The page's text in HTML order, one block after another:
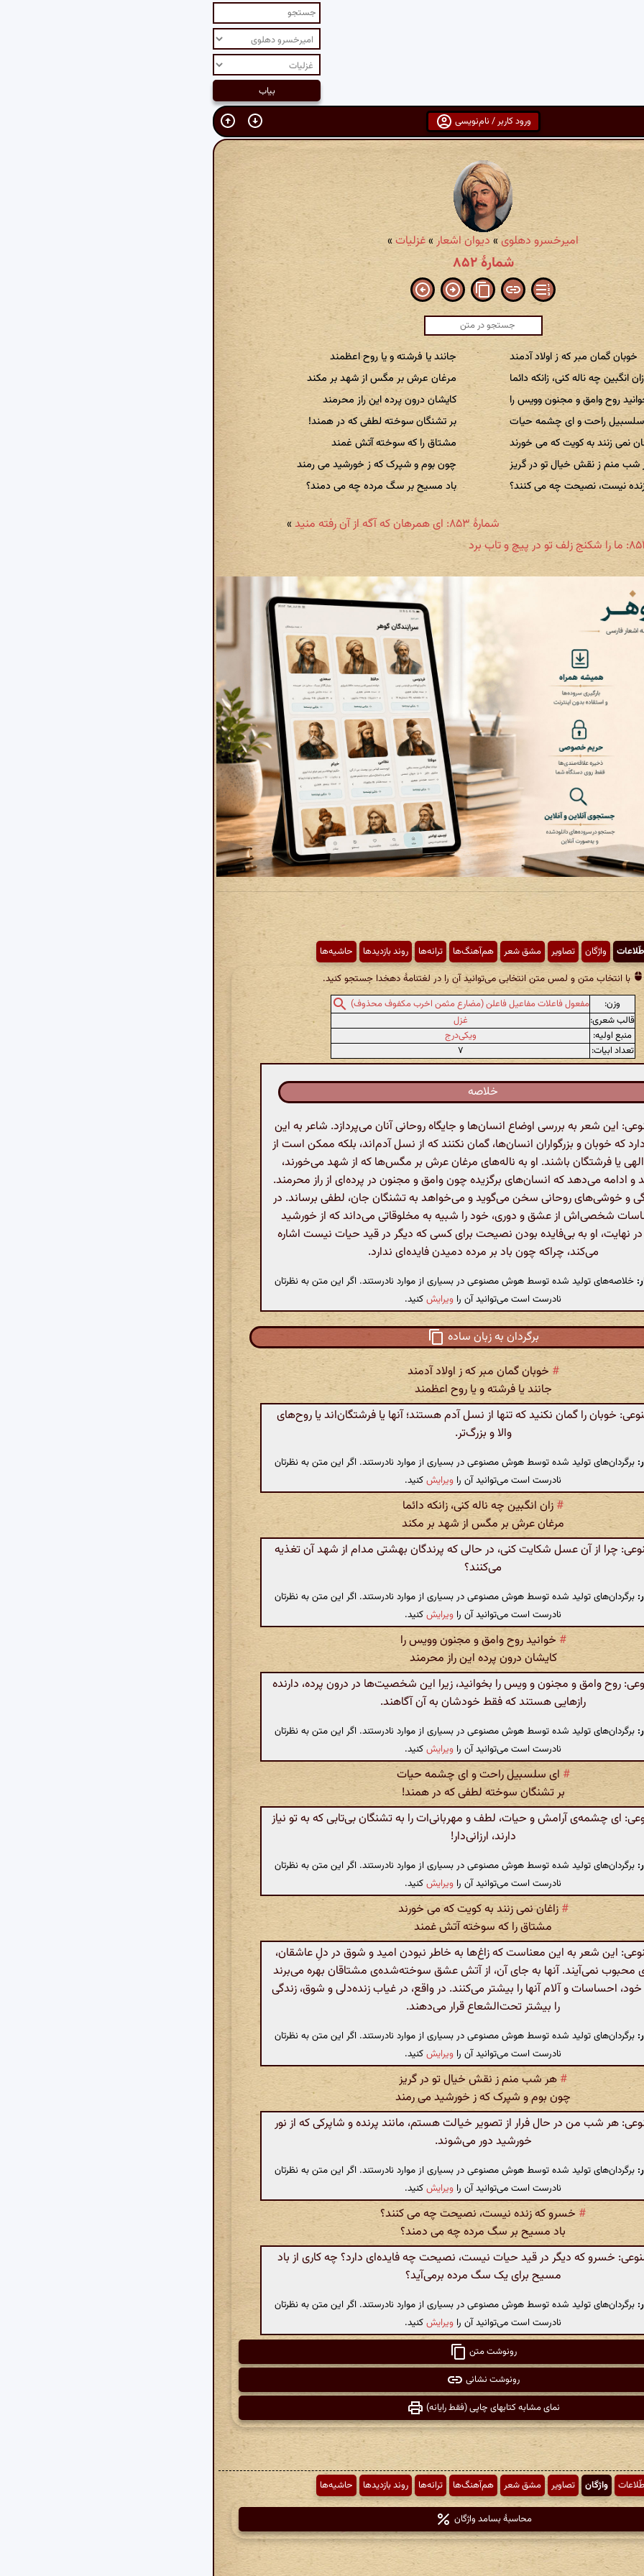
ورود کاربر / نام‌نویسی
امیرخسرو دهلوی » دیوان اشعار»غزلیات»
شمارهٔ ۸۵۲
خوبان گمان مبر که ز اولاد آدمند
جانند یا فرشته و یا روح اعظمند
زان انگبین چه ناله کنی، زانکه دائما
مرغان عرش بر مگس از شهد بر مکند
روح وامق و مجنون وویس را
کایشان درون پرده این راز محرمند
راحت و ای چشمه حیات
بر تشنگان سوخته لطفی که در همند!
نمی زنند به کویت که می خورند
مشتاق را که سوخته آتش غمند
شب منم ز نقش خیال تو در گریز
چون بوم و شپرک که ز خورشید می رمند
نیست، نصیحت چه می کنند؟
باد مسیح بر سگ مرده چه می دمند؟
شمارهٔ ۸۵۳: ای همرهان که آگه از آن رفته منید »
واژگان تصاویر مشق شعر هم‌آهنگ‌ها ترانه‌ها روند بازدیدها حاشیه‌ها
با انتخاب متن و لمس متن انتخابی می‌توانید آن را در لغتنامهٔ دهخدا جستجو کنید.
وزن:
مفعول فاعلات مفاعیل فاعلن (مضارع مثمن اخرب مکفوف محذوف)
قالب شعری:
غزل
منبع اولیه:
ویکی‌درج
تعداد ابیات:
۷
خلاصه
این شعر به بررسی اوضاع انسان‌ها و جایگاه روحانی آنان می‌پردازد. شاعر به این
که خوبان و بزرگواران انسان‌ها، گمان نکنند که از نسل آدم‌اند، بلکه ممکن است از
یا فرشتگان باشند. او به ناله‌های مرغان عرش بر مگس‌ها که از شهد می‌خورند،
و ادامه می‌دهد که انسان‌های برگزیده چون وامق و مجنون در پرده‌ای از راز محرمند.
و خوشی‌های روحانی سخن می‌گوید و می‌خواهد به تشنگان جان، لطفی برساند. در
شخصی‌اش از عشق و دوری، خود را شبیه به مخلوقاتی می‌داند که از خورشید
در نهایت، او به بی‌فایده بودن نصیحت برای کسی که دیگر در قید حیات نیست اشاره
می‌کند، چراکه چون باد بر مرده دمیدن فایده‌ای ندارد.
خلاصه‌های تولید شده توسط هوش مصنوعی در بسیاری از موارد نادرستند. اگر این متن به نظرتان
نادرست است می‌توانید آن را ویرایشکنید.
برگردان به زبان ساده
# خوبان گمان مبر که ز اولاد آدمند
جانند یا فرشته و یا روح اعظمند
خوبان را گمان نکنید که تنها از نسل آدم هستند؛ آنها یا فرشتگان‌اند یا روح‌های
والا و بزرگ‌تر.
برگردان‌های تولید شده توسط هوش مصنوعی در بسیاری از موارد نادرستند. اگر این متن به نظرتان
نادرست است می‌توانید آن را ویرایشکنید.
# زان انگبین چه ناله کنی، زانکه دائما
مرغان عرش بر مگس از شهد بر مکند
چرا از آن عسل شکایت کنی، در حالی که پرندگان بهشتی مدام از شهد آن تغذیه
می‌کنند؟
برگردان‌های تولید شده توسط هوش مصنوعی در بسیاری از موارد نادرستند. اگر این متن به نظرتان
نادرست است می‌توانید آن را ویرایشکنید.
# خوانید روح وامق و مجنون وویس را
کایشان درون پرده این راز محرمند
روح وامق و مجنون و ویس را بخوانید، زیرا این شخصیت‌ها در درون پرده، دارنده
رازهایی هستند که فقط خودشان به آن آگاهند.
برگردان‌های تولید شده توسط هوش مصنوعی در بسیاری از موارد نادرستند. اگر این متن به نظرتان
نادرست است می‌توانید آن را ویرایشکنید.
# ای سلسبیل راحت و ای چشمه حیات
بر تشنگان سوخته لطفی که در همند!
ای چشمه‌ی آرامش و حیات، لطف و مهربانی‌ات را به تشنگان بی‌تابی که به تو نیاز
دارند، ارزانی‌دار!
برگردان‌های تولید شده توسط هوش مصنوعی در بسیاری از موارد نادرستند. اگر این متن به نظرتان
نادرست است می‌توانید آن را ویرایشکنید.
# زاغان نمی زنند به کویت که می خورند
مشتاق را که سوخته آتش غمند
این شعر به این معناست که زاغ‌ها به خاطر نبودن امید و شوق در دلِ عاشقان،
محبوب نمی‌آیند. آنها به جای آن، از آتش عشق سوخته‌شده‌ی مشتاقان بهره می‌برند
خود، احساسات و آلام آنها را بیشتر می‌کنند. در واقع، در غیاب زنده‌دلی و شوق، زندگی
را بیشتر تحت‌الشعاع قرار می‌دهند.
برگردان‌های تولید شده توسط هوش مصنوعی در بسیاری از موارد نادرستند. اگر این متن به نظرتان
نادرست است می‌توانید آن را ویرایشکنید.
# هر شب منم ز نقش خیال تو در گریز
چون بوم و شپرک که ز خورشید می رمند
هر شب من در حال فرار از تصویر خیالت هستم، مانند پرنده و شاپرکی که از نور
خورشید دور می‌شوند.
برگردان‌های تولید شده توسط هوش مصنوعی در بسیاری از موارد نادرستند. اگر این متن به نظرتان
نادرست است می‌توانید آن را ویرایشکنید.
# خسرو که زنده نیست، نصیحت چه می کنند؟
باد مسیح بر سگ مرده چه می دمند؟
خسرو که دیگر در قید حیات نیست، نصیحت چه فایده‌ای دارد؟ چه کاری از باد
مسیح برای یک سگ مرده برمی‌آید؟
برگردان‌های تولید شده توسط هوش مصنوعی در بسیاری از موارد نادرستند. اگر این متن به نظرتان
نادرست است می‌توانید آن را ویرایشکنید.
رونوشت متن
رونوشت نشانی
نمای مشابه کتابهای چاپی (فقط رایانه)
واژگان تصاویر مشق شعر هم‌آهنگ‌ها ترانه‌ها روند بازدیدها حاشیه‌ها
محاسبهٔ بسامد واژگان